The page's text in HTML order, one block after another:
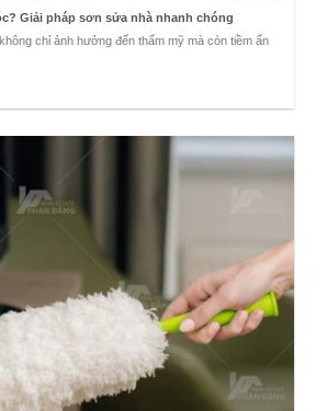
Giải pháp sơn sửa nhà nhanh chóng
chỉ ảnh hưởng đến thẩm mỹ mà còn tiềm ẩn